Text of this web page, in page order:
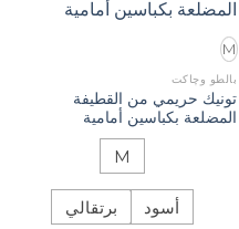
M
بالطو وچاكت
تونيك حريمي من القطيفة
المضلعة بكباسين أمامية
M
أسود برتقالي